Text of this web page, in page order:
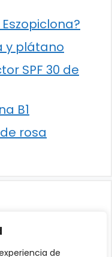
de
y plátano
SPF 30 de
B1
rosa